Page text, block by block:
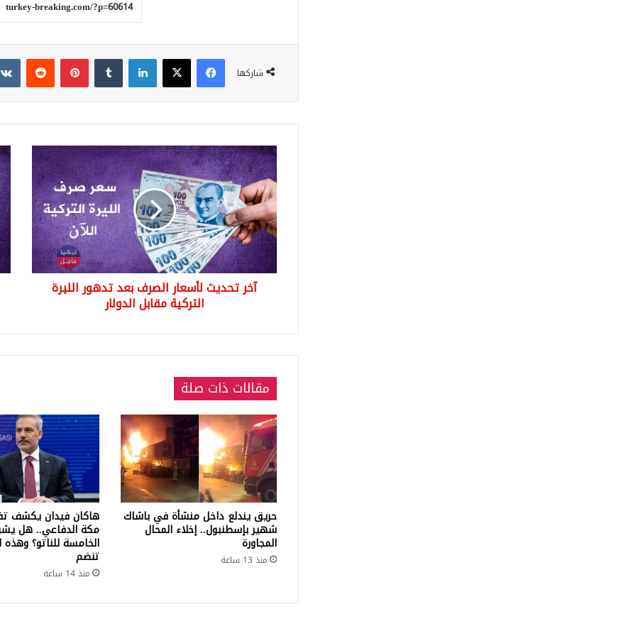
شاركها
فيسبوك‫X لينكدإن بينتيريست
آخر
تحديث
لأسعار
الصرف
بعد
تدهور
الليرة
التركية
مقابل
الدولارآخر تحديث لأسعار الصرف بعد تدهور الليرة
التركية مقابل الدولار
مقالات ذات صلة
حريق يندلع داخل منشأة في باشاك
شهير بإسطنبول.. إخلاء المحال
المجاورة
منذ 13 ساعة
هاكان فيدان يكشف
مكة الدفاعي.. هل
الخامسة للناتو؟
تنضم
منذ 14 ساعة